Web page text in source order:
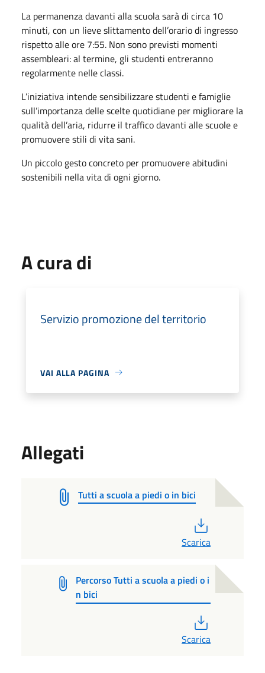
La permanenza davanti alla scuola sarà di circa 10
minuti, con un lieve slittamento dell’orario di ingresso
rispetto alle ore 7:55. Non sono previsti momenti
assembleari: al termine, gli studenti entreranno
regolarmente nelle classi.
L’iniziativa intende sensibilizzare studenti e famiglie
sull’importanza delle scelte quotidiane per migliorare la
qualità dell’aria, ridurre il traffico davanti alle scuole e
promuovere stili di vita sani.
Un piccolo gesto concreto per promuovere abitudini
sostenibili nella vita di ogni giorno.
A cura di
Servizio promozione del territorio
VAI ALLA PAGINA
Allegati
Tutti a scuola a piedi o in bici
Scarica
Percorso Tutti a scuola a piedi o i
n bici
Scarica